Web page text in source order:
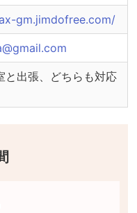
gm.jimdofree.com/
と出張、どちらも対応